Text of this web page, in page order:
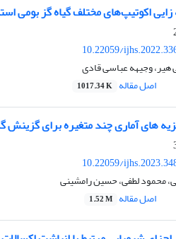
اکوتیپ‌های مختلف گیاه گز بومی
10.22059/
هیر، وجیهه عباسی قادی
اصل مقاله 1017.34 K
های آماری چند متغیره برای
10.22059/
محمود لطفی، حسین رامشینی
اصل مقاله 1.52 M